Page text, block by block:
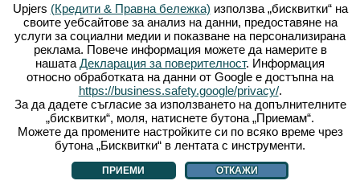
За Весела Ферма |Историята зад тази уеб базирана игра |Опциите
УЗП|Контакти/Кредити|Условия за поверителност|Правила|Форум|
Поддръжка|My Free Farm 2 App|Google Play|App Store|
Уеб игри - upjers.com|Управлявай Бисквитки
Upjers (Кредити & Правна бележка) използва „бисквитки“ на
своите уебсайтове за анализ на данни, предоставяне на
услуги за социални медии и показване на персонализирана
реклама. Повече информация можете да намерите в
нашата Декларация за поверителност. Информация
относно обработката на данни от Google е достъпна на
https://business.safety.google/privacy/.
За да дадете съгласие за използването на допълнителните
„бисквитки“, моля, натиснете бутона „Приемам“.
Можете да промените настройките си по всяко време чрез
бутона „Бисквитки“ в лентата с инструменти.
ПРИЕМИ ОТКАЖИ